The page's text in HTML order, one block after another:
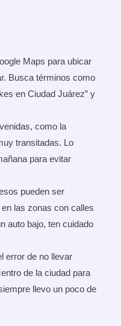
Maps para ubicar
Busca términos como
en Ciudad Juárez” y
como la
transitadas. Lo
para evitar
pueden ser
las zonas con calles
auto bajo, ten cuidado
error de no llevar
de la ciudad para
llevo un poco de